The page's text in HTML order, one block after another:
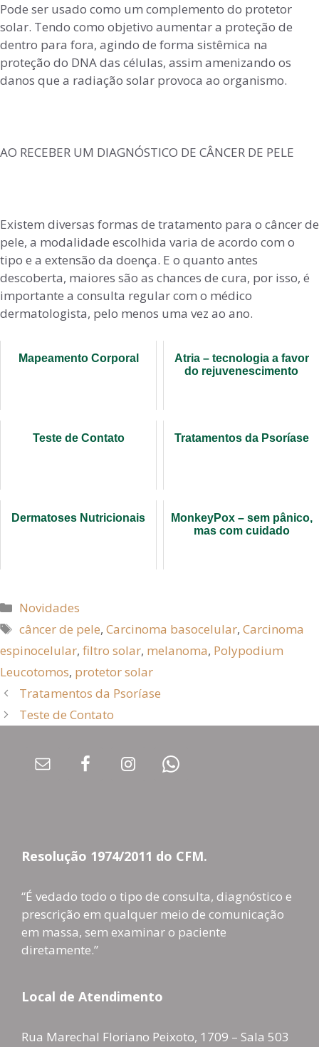
Pode ser usado como um complemento do protetor
solar. Tendo como objetivo aumentar a proteção de
dentro para fora, agindo de forma sistêmica na
proteção do DNA das células, assim amenizando os
danos que a radiação solar provoca ao organismo.
AO RECEBER UM DIAGNÓSTICO DE CÂNCER DE PELE
Existem diversas formas de tratamento para o câncer de
pele, a modalidade escolhida varia de acordo com o
tipo e a extensão da doença. E o quanto antes
descoberta, maiores são as chances de cura, por isso, é
importante a consulta regular com o médico
dermatologista, pelo menos uma vez ao ano.
Mapeamento Corporal
Atria – tecnologia a favor
do rejuvenescimento
Teste de Contato Tratamentos da Psoríase
Dermatoses Nutricionais
MonkeyPox – sem pânico,
mas com cuidado
Novidades
câncer de pele,Carcinoma basocelular,Carcinoma
espinocelular, filtro solar, melanoma, Polypodium
Leucotomos, protetor solar
Tratamentos da Psoríase
Teste de Contato
Resolução 1974/2011 do CFM.
“É vedado todo o tipo de consulta, diagnóstico e
prescrição em qualquer meio de comunicação
em massa, sem examinar o paciente
diretamente.”
Local de Atendimento
Rua Marechal Floriano Peixoto, 1709 – Sala 503